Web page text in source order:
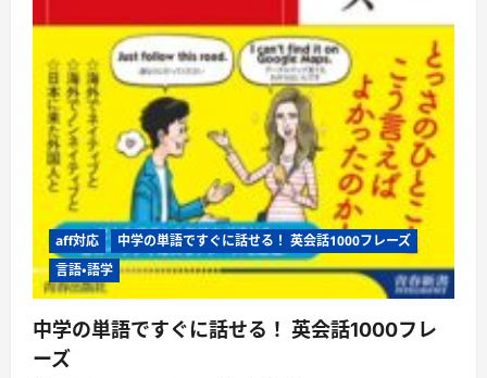
aff対応
中学の単語ですぐに話せる！ 英会話1000フレーズ
言語・語学
中学の単語ですぐに話せる！ 英会話1000フレ
ーズ